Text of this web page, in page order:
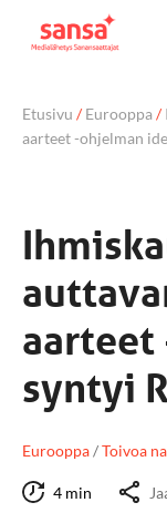
Etusivu /Eurooppa/
aarteet -ohjelman
aarteet
syntyi
Eurooppa/Toivoa
4 min